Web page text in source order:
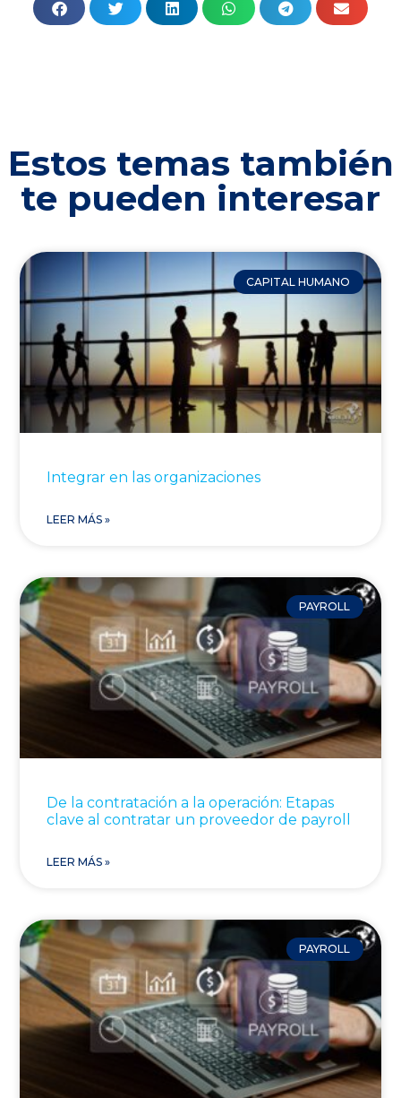
Estos temas también
te pueden interesar
CAPITAL HUMANO
Integrar en las organizaciones
LEER MÁS »
PAYROLL
De la contratación a la operación: Etapas
clave al contratar un proveedor de payroll
LEER MÁS »
PAYROLL